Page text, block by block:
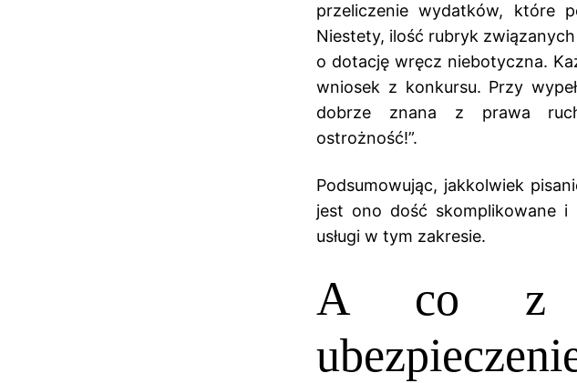
przeliczenie wydatków, które
Niestety, ilość rubryk
o dotację wręcz niebotyczna.
wniosek z konkursu. Przy
dobrze znana z prawa
ostrożność!”.
Podsumowując, jakkolwiek
jest ono dość skomplikowane
usługi w tym zakresie.
A co z